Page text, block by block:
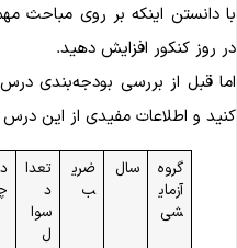
دانستن اینکه بر روی مباحث
روز کنکور افزایش دهید.
قبل از بررسی بودجه‌بندی
و اطلاعات مفیدی از این درس
گروه
آزمای
شی
سال
ضری
ب
تعدا
د
سوا
ل